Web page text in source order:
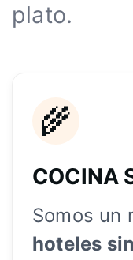
plato.
🌾
COCINA
Somos un
hoteles